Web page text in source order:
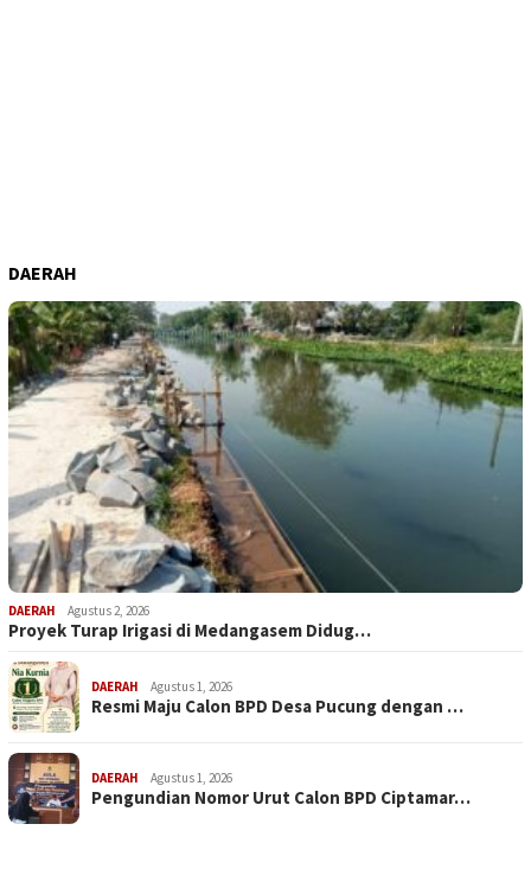
DAERAH
DAERAH Agustus 2, 2026
Proyek Turap Irigasi di Medangasem Didug…
DAERAH Agustus 1, 2026
Resmi Maju Calon BPD Desa Pucung dengan …
DAERAH Agustus 1, 2026
Pengundian Nomor Urut Calon BPD Ciptamar…